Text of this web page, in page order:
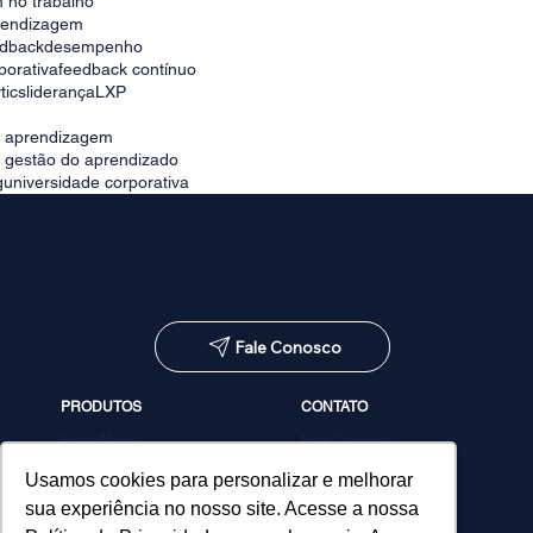
Usamos cookies para personalizar e melhorar
sua experiência no nosso site. Acesse a nossa
desempenho
feedback contínuo
liderançaLXP
do aprendizado
universidade corporativa
Fale Conosco
PRODUTOS
PowerMinds
Estúdio de Conteúdos
MicroPower Classes
Consultoria
CONTATO
Fale Conosco